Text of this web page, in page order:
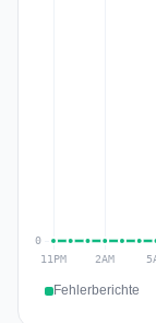
Fehlerberichte